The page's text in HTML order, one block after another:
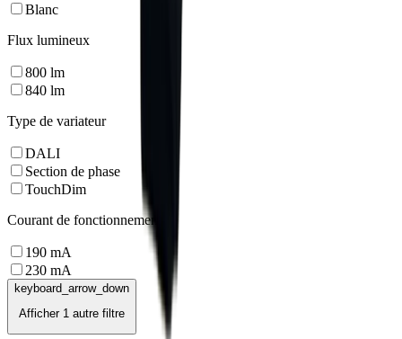
Blanc
Flux lumineux
800 lm
840 lm
Type de variateur
DALI
Section de phase
TouchDim
Courant de fonctionnement
190 mA
230 mA
keyboard_arrow_down
Afficher 1 autre filtre